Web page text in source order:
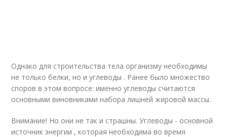
Однако для строительства тела организму необходимы
не только белки, но и углеводы . Ранее было множество
споров в этом вопросе: именно углеводы считаются
основными виновниками набора лишней жировой массы.
Внимание! Но они не так и страшны. Углеводы - основной
источник энергии , которая необходима во время